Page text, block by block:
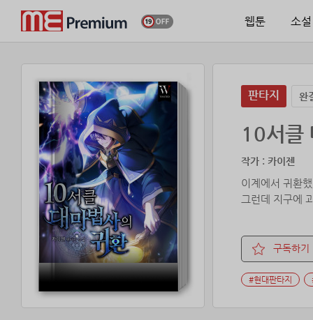
웹툰 소설
판타지 완
10서클
작가 : 카이젠
이계에서 귀환
그런데 지구에
구독하기
#현대판타지